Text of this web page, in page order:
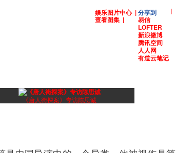
|
分享到
易信
LOFTER
新浪微博
腾讯空间
人人网
有道云笔记
娱乐图片中心|
查看图集 |
《唐人街探案》专访陈思诚